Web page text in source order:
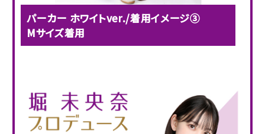
パーカー ホワイトver./着用イメージ③
Mサイズ着用